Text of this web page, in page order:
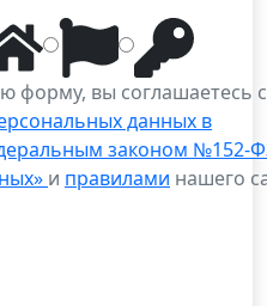
форму, вы соглашаетесь
данных в
законом №152-
и правилами нашего